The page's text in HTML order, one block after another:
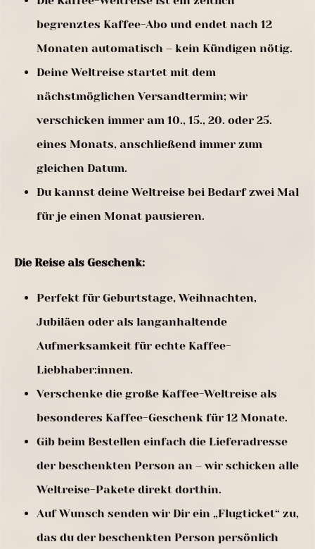
begrenztes Kaffee-Abo und endet nach 12
Monaten automatisch – kein Kündigen nötig.
Deine Weltreise startet mit dem
nächstmöglichen Versandtermin; wir
verschicken immer am 10., 15., 20. oder 25.
eines Monats, anschließend immer zum
gleichen Datum.
Du kannst deine Weltreise bei Bedarf zwei Mal
für je einen Monat pausieren.
Die Reise als Geschenk:
Perfekt für Geburtstage, Weihnachten,
Jubiläen oder als langanhaltende
Aufmerksamkeit für echte Kaffee-
Liebhaber:innen.
Verschenke die große Kaffee-Weltreise als
besonderes Kaffee-Geschenk für 12 Monate.
Gib beim Bestellen einfach die Lieferadresse
der beschenkten Person an – wir schicken alle
Weltreise-Pakete direkt dorthin.
Auf Wunsch senden wir Dir ein „Flugticket“ zu,
das du der beschenkten Person persönlich